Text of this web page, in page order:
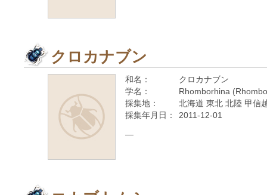
クロカナブン
和名：
クロカナブン
学名：
Rhomborhina
採集地：
北海道 東北 北陸 甲信
採集年月日：
2011-12-01
—